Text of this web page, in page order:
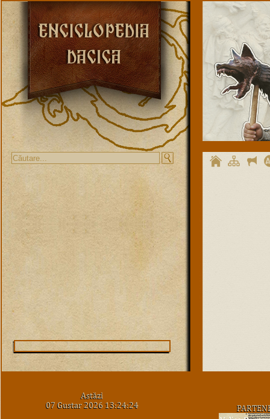
Astăzi
07 Gustar 2026 13:24:24